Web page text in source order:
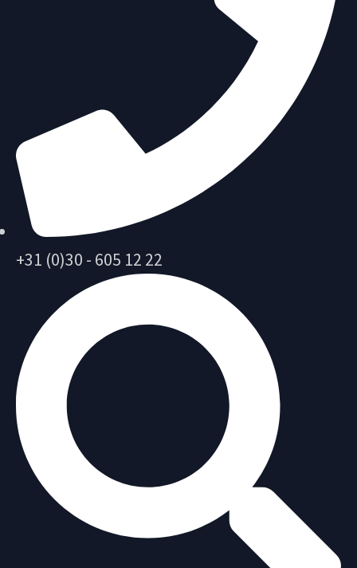
+31 (0)30 - 605 12 22